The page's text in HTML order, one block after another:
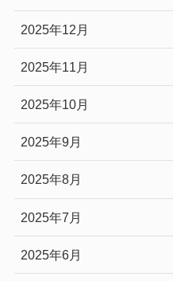
2025年12月
2025年11月
2025年10月
2025年9月
2025年8月
2025年7月
2025年6月